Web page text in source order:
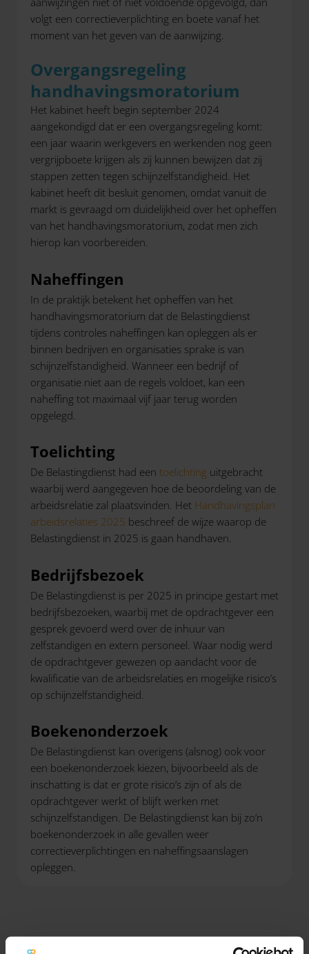
volgt een correctieverplichting en boete vanaf het
moment van het geven van de aanwijzing.
Overgangsregeling
handhavingsmoratorium
Het kabinet heeft begin september 2024
aangekondigd dat er een overgangsregeling komt:
een jaar waarin werkgevers en werkenden nog geen
vergrijpboete krijgen als zij kunnen bewijzen dat zij
stappen zetten tegen schijnzelfstandigheid. Het
kabinet heeft dit besluit genomen, omdat vanuit de
markt is gevraagd om duidelijkheid over het opheffen
van het handhavingsmoratorium, zodat men zich
hierop kan voorbereiden.
Naheffingen
In de praktijk betekent het opheffen van het
handhavingsmoratorium dat de Belastingdienst
tijdens controles naheffingen kan opleggen als er
binnen bedrijven en organisaties sprake is van
schijnzelfstandigheid. Wanneer een bedrijf of
organisatie niet aan de regels voldoet, kan een
naheffing tot maximaal vijf jaar terug worden
opgelegd.
Toelichting
De Belastingdienst had een toelichting uitgebracht
waarbij werd aangegeven hoe de beoordeling van de
arbeidsrelatie zal plaatsvinden. Het Handhavingsplan
arbeidsrelaties 2025 beschreef de wijze waarop de
Belastingdienst in 2025 is gaan handhaven.
Bedrijfsbezoek
De Belastingdienst is per 2025 in principe gestart met
bedrijfsbezoeken, waarbij met de opdrachtgever een
gesprek gevoerd werd over de inhuur van
zelfstandigen en extern personeel. Waar nodig werd
de opdrachtgever gewezen op aandacht voor de
kwalificatie van de arbeidsrelaties en mogelijke risico’s
op schijnzelfstandigheid.
Boekenonderzoek
De Belastingdienst kan overigens (alsnog) ook voor
een boekenonderzoek kiezen, bijvoorbeeld als de
inschatting is dat er grote risico’s zijn of als de
opdrachtgever werkt of blijft werken met
schijnzelfstandigen. De Belastingdienst kan bij zo’n
boekenonderzoek in alle gevallen weer
correctieverplichtingen en naheffingsaanslagen
opleggen.